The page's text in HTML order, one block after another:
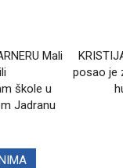
Mali
škole u
Jadranu
posao je